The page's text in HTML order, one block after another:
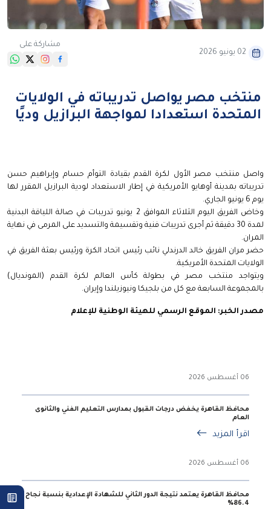
02 يونيو 2026
مشاركة على
منتخب مصر يواصل تدريباته في الولايات
المتحدة استعدادا لمواجهة البرازيل وديًا
واصل منتخب مصر الأول لكرة القدم بقيادة التوأم حسام وإبراهيم حسن
تدريباته بمدينة أوهايو الأمريكية في إطار الاستعداد لودية البرازيل المقرر لها
يوم 6 يونيو الجاري.
وخاض الفريق اليوم الثلاثاء الموافق 2 يونيو تدريبات في صالة اللياقة البدنية
لمدة 30 دقيقة ثم أجرى تدريبات فنية وتقسيمة والتسديد على المرمى في نهاية
المران.
حضر مران الفريق خالد الدرندلي نائب رئيس اتحاد الكرة ورئيس بعثة الفريق في
الولايات المتحدة الأمريكية.
ويتواجد منتخب مصر في بطولة كأس العالم لكرة القدم (المونديال)
بالمجموعة السابعة مع كل من بلجيكا ونيوزيلندا وإيران.
مصدر الخبر: الموقع الرسمي للهيئة الوطنية للإعلام
06 أغسطس 2026
محافظ القاهرة يخفض درجات القبول بمدارس التعليم الفني والثانوى
العام
اقرأ المزيد
06 أغسطس 2026
محافظ القاهرة يعتمد نتيجة الدور الثاني للشهادة الإعدادية بنسبة نجاح
86.4%